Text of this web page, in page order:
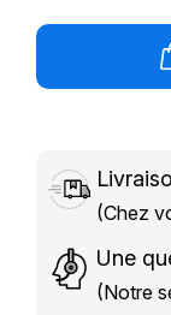
(Chez
Une
(Notre